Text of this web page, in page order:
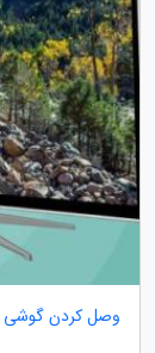
وصل کردن گوشی